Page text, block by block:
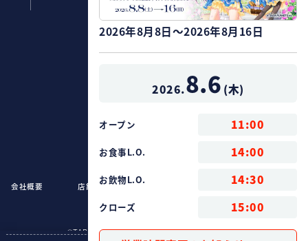
2026年8月8日～2026年8月16日
2026.8.6 (木)
オープン 11:00
お食事L.O. 14:00
お飲物L.O. 14:30
クローズ 15:00
会社概要 店舗情報 GEE!STORE.com
©TABLIER MARKETING inc. All rights reserved.